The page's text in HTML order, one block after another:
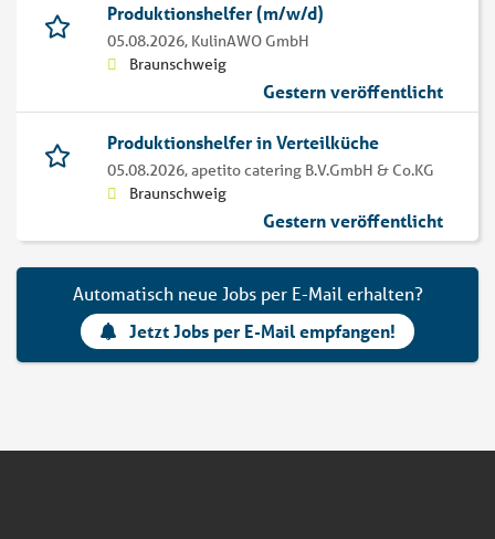
Produktionshelfer (m/w/d)
05.08.2026, KulinAWO GmbH
Braunschweig
Gestern veröffentlicht
Produktionshelfer in Verteilküche
05.08.2026,apetito catering B.V.GmbH & Co.KG
Braunschweig
Gestern veröffentlicht
Automatisch neue Jobs per E-Mail erhalten?
Jetzt Jobs per E-Mail empfangen!